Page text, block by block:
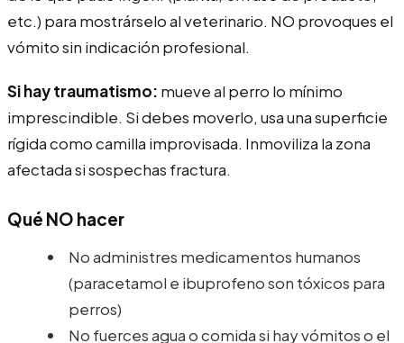
etc.) para mostrárselo al veterinario. NO provoques el
vómito sin indicación profesional.
Si hay traumatismo: mueve al perro lo mínimo
imprescindible. Si debes moverlo, usa una superficie
rígida como camilla improvisada. Inmoviliza la zona
afectada si sospechas fractura.
Qué NO hacer
No administres medicamentos humanos
(paracetamol e ibuprofeno son tóxicos para
perros)
No fuerces agua o comida si hay vómitos o el